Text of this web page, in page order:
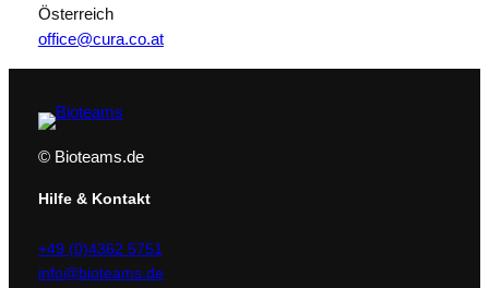
Österreich
office@cura.co.at
© Bioteams.de
Hilfe & Kontakt
+49 (0)4362 5751
info@bioteams.de